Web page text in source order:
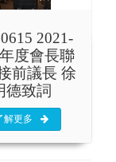
2021-
度會長聯
前議長 徐
德致詞
解更多